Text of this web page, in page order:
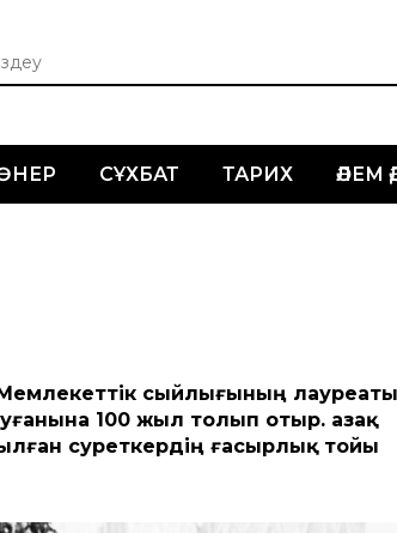
СҰХБАТ ТАРИХ ӘЛЕМ
сыйлығының
100 жыл толып отыр. Қазақ
суреткердің ғасырлық тойы